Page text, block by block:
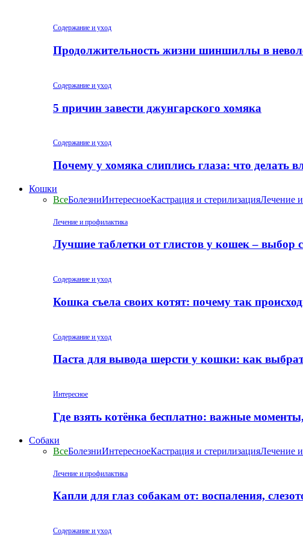
Содержание и уход
Продолжительность жизни шиншиллы в
Содержание и уход
5 причин завести джунгарского хомяка
Содержание и уход
Почему у хомяка слиплись глаза: что делать
Кошки
ВсеБолезниИнтересноеКастрация и стерилизацияЛечение
Лечение и профилактика
Лучшие таблетки от глистов у кошек – выбор
Содержание и уход
Кошка съела своих котят: почему так
Содержание и уход
Паста для вывода шерсти у кошки: как
Интересное
Где взять котёнка бесплатно: важные
Собаки
ВсеБолезниИнтересноеКастрация и стерилизацияЛечение
Лечение и профилактика
Капли для глаз собакам от: воспаления,
Содержание и уход